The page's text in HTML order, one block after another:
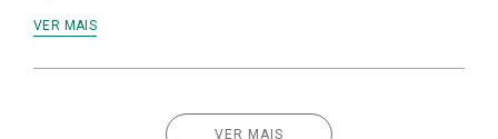
VER MAIS
VER MAIS